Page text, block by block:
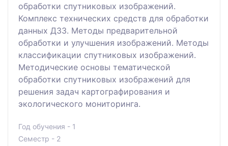
обработки спутниковых изображений.
Комплекс технических средств для обработки
данных ДЗЗ. Методы предварительной
обработки и улучшения изображений. Методы
классификации спутниковых изображений.
Методические основы тематической
обработки спутниковых изображений для
решения задач картографирования и
экологического мониторинга.
Год обучения - 1
Семестр - 2